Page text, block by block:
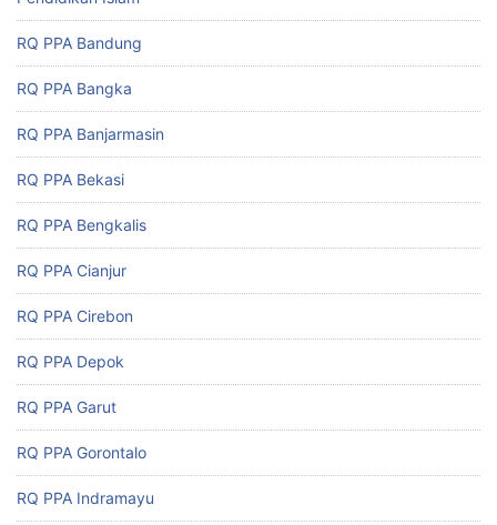
RQ PPA Bandung
RQ PPA Bangka
RQ PPA Banjarmasin
RQ PPA Bekasi
RQ PPA Bengkalis
RQ PPA Cianjur
RQ PPA Cirebon
RQ PPA Depok
RQ PPA Garut
RQ PPA Gorontalo
RQ PPA Indramayu